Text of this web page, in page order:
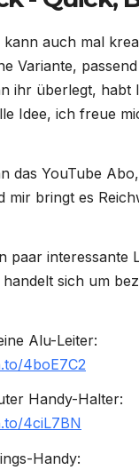
kann auch mal
Variante,
ihr überlegt, habt
Idee, ich freue
das YouTube
mir bringt es
paar interessante
handelt sich um
Alu-Leiter:
4boE7C2
Handy-Halter:
4ciL7BN
Handy: